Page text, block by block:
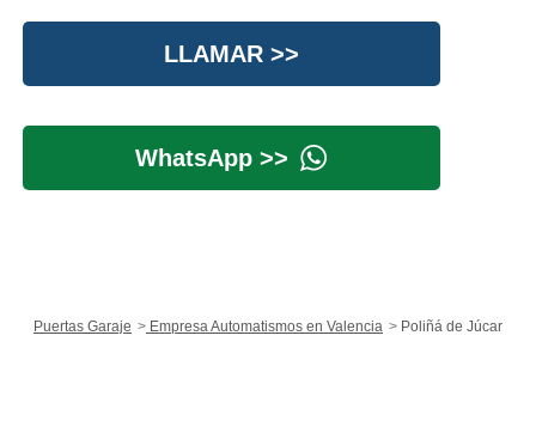
LLAMAR >>
WhatsApp >>
Puertas Garaje Empresa Automatismos en Valencia Poliñá de Júcar